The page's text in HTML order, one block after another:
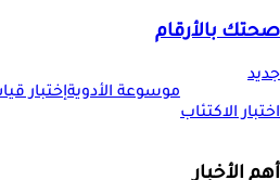
صحتك بالأرقام
جديد
اختبار الاكتئاب
موسوعة الأدويةإختبار
أهم الأخبار